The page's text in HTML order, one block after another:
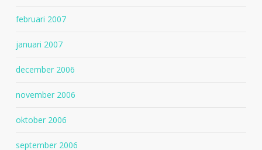
februari 2007
januari 2007
december 2006
november 2006
oktober 2006
september 2006